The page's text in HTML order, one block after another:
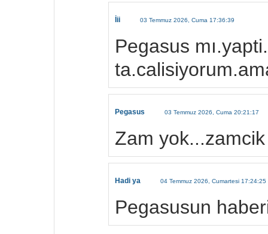
İii 03 Temmuz 2026, Cuma 17:36:39
Pegasus
Pegasus 03 Temmuz 2026, Cuma 20:21:17
Zam
Hadi ya 04 Temmuz 2026, Cumartesi 17:24:25
Pegasusun